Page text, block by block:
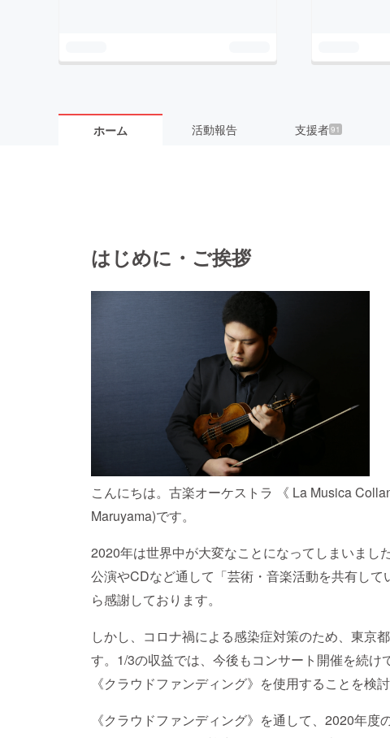
ホーム 活動報告 支援者91
はじめに・ご挨拶
こんにちは。古楽オーケストラ 《 La Musica
Maruyama)です。
2020年は世界中が大変なことになってしまいまし
公演やCDなど通して「芸術・音楽活動を共有し
ら感謝しております。
しかし、コロナ禍による感染症対策のため、東京
す。1/3の収益では、今後もコンサート開催を続け
《クラウドファンディング》を使用することを検討
《クラウドファンディング》を通して、2020年